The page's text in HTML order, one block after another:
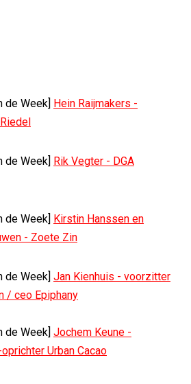
de Week] Hein Raijmakers -
de Week] Rik Vegter - DGA
de Week] Kirstin Hanssen en
- Zoete Zin
de Week] Jan Kienhuis - voorzitter
/ ceo Epiphany
de Week] Jochem Keune -
Urban Cacao